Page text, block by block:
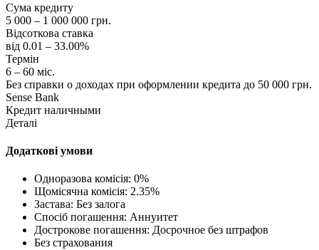
Сума кредиту
5 000 – 1 000 000 грн.
Відсоткова ставка
від 0.01 – 33.00%
Термін
6 – 60 міс.
Без справки о доходах при оформлении кредита до 50 000 грн.
Sense Bank
Кредит наличными
Деталі
Додаткові умови
Одноразова комісія: 0%
Щомісячна комісія: 2.35%
Застава: Без залога
Спосіб погашення: Aннуитет
Дострокове погашення: Досрочное без штрафов
Без страхования